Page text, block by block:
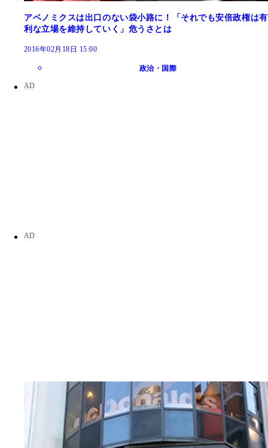
アベノミクスは出口のない袋小路に！「それでも安倍政権は有
利な立場を維持していく」危うさとは
2016年02月18日 15:00
政治・国際